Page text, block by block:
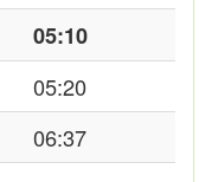
05:10
05:20
06:37